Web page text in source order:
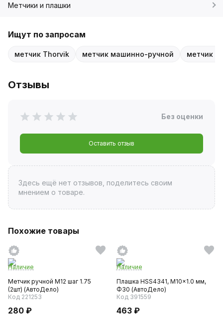
Метчики и плашки
Ищут по запросам
метчик Thorvik метчик машинно-ручной метчик
Отзывы
Без оценки
Оставить отзыв
Здесь ещё нет отзывов, поделитесь своим
мнением о товаре.
Похожие товары
Наличие
Метчик ручной M12 шаг 1.75
(2шт) (АвтоДело)
Код 221253
280 ₽
Наличие
Плашка HSS4341, M10x1.0 мм,
Ф30 (АвтоДело)
Код 391559
463 ₽